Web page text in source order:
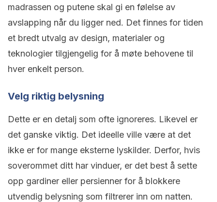
madrassen og putene skal gi en følelse av
avslapping når du ligger ned. Det finnes for tiden
et bredt utvalg av design, materialer og
teknologier tilgjengelig for å møte behovene til
hver enkelt person.
Velg riktig belysning
Dette er en detalj som ofte ignoreres. Likevel er
det ganske viktig. Det ideelle ville være at det
ikke er for mange eksterne lyskilder. Derfor, hvis
soverommet ditt har vinduer, er det best å sette
opp gardiner eller persienner for å blokkere
utvendig belysning som filtrerer inn om natten.